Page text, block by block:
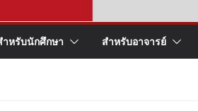
ำหรับนักศึกษา สำหรับอาจารย์